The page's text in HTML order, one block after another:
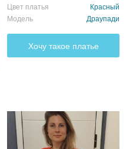
Цвет платья
Красный
Модель
Драупади
Хочу такое платье